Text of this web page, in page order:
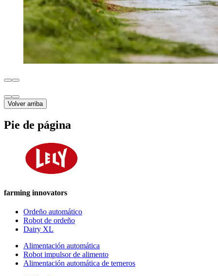
Volver arriba
Pie de página
farming innovators
Ordeño automático
Robot de ordeño
Dairy XL
Alimentación automática
Robot impulsor de alimento
Alimentación automática de terneros